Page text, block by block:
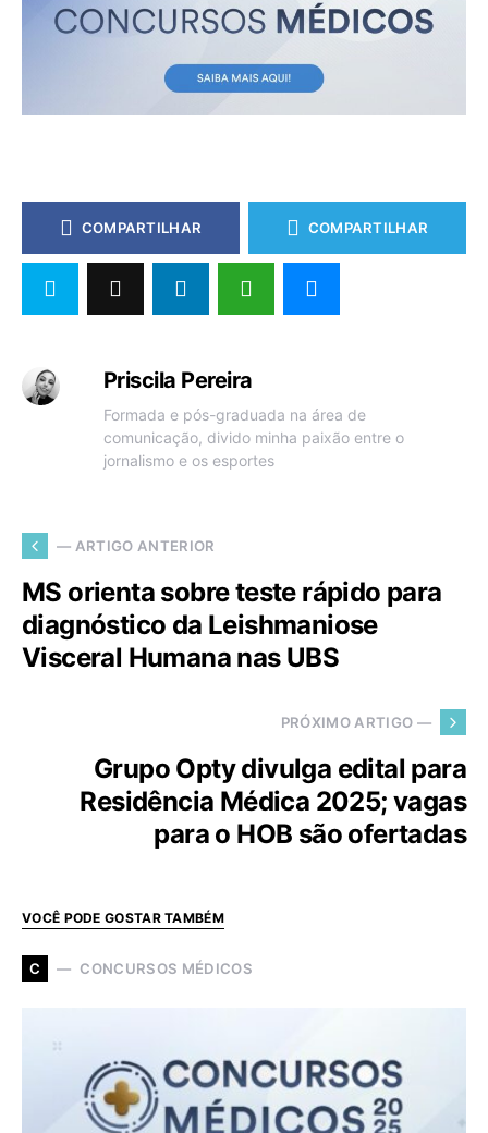
COMPARTILHAR COMPARTILHAR
Priscila Pereira
Formada e pós-graduada na área de
comunicação, divido minha paixão entre o
jornalismo e os esportes
— ARTIGO ANTERIOR
MS orienta sobre teste rápido para
diagnóstico da Leishmaniose
Visceral Humana nas UBS
PRÓXIMO ARTIGO —
Grupo Opty divulga edital para
Residência Médica 2025; vagas
para o HOB são ofertadas
VOCÊ PODE GOSTAR TAMBÉM
C CONCURSOS MÉDICOS